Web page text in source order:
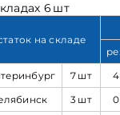
6 шт
на складе
7 шт
3 шт